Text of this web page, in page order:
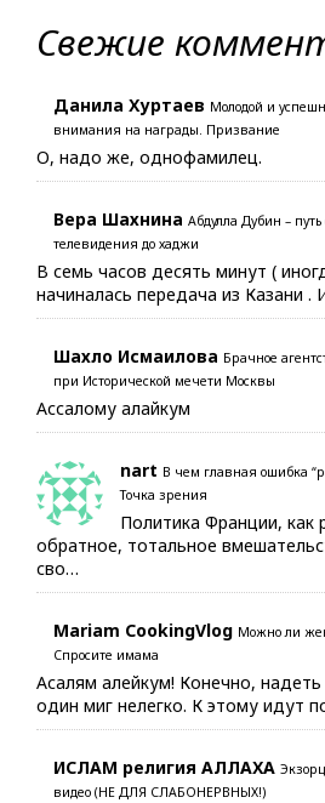
Свежие
Данила Хуртаев Молодой и
внимания на награды. Призвание
О, надо же, однофамилец.
Вера Шахнина Абдулла Дубин – путь
телевидения до хаджи
В семь часов десять минут (
начиналась передача из Казани .
Шахло Исмаилова Брачное
при Исторической мечети Москвы
Ассалому алайкум
nart В чем главная ошибка
Точка зрения
Политика Франции, как
обратное, тотальное
сво…
Mariam CookingVlog Можно ли
Спросите имама
Асалям алейкум! Конечно,
один миг нелегко. К этому идут
ИСЛАМ религия АЛЛАХА
видео (НЕ ДЛЯ СЛАБОНЕРВНЫХ!)